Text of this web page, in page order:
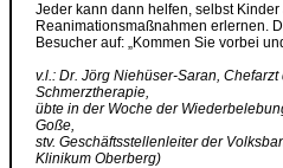
Jeder kann dann helfen, selbst
Reanimationsmaßnahmen erlernen.
Besucher auf: „Kommen Sie vorbei
v.l.: Dr. Jörg Niehüser-Saran,
Schmerztherapie,
übte in der Woche der
Goße,
stv. Geschäftsstellenleiter der
Klinikum Oberberg)